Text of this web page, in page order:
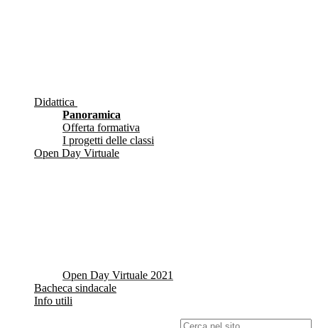
Didattica
Panoramica
Offerta formativa
I progetti delle classi
Open Day Virtuale
Open Day Virtuale 2021
Bacheca sindacale
Info utili